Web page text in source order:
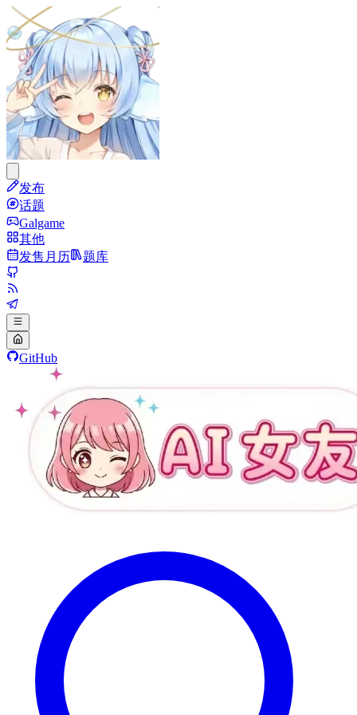
发布
话题
Galgame
其他
发售月历
题库
GitHub